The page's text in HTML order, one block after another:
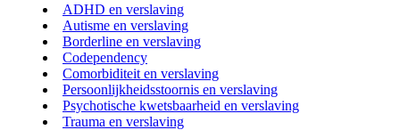
ADHD en verslaving
Autisme en verslaving
Borderline en verslaving
Codependency
Comorbiditeit en verslaving
Persoonlijkheidsstoornis en verslaving
Psychotische kwetsbaarheid en verslaving
Trauma en verslaving